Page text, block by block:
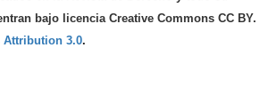
bajo licencia Creative Commons CC BY.
Attribution 3.0.